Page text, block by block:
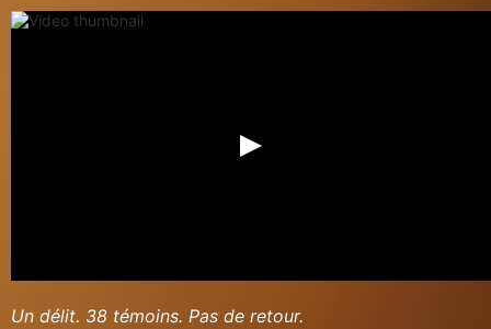
Un délit. 38 témoins. Pas de retour.